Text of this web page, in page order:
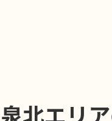
泉北エリ